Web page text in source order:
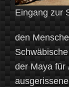
Eingang zur
den
der Maya für